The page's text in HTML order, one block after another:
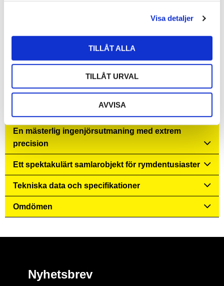
Visa detaljer
TILLÅT ALLA
TILLÅT URVAL
AVVISA
En mästerlig ingenjörsutmaning med extrem
precision
Ett spektakulärt samlarobjekt för rymdentusiaster
Tekniska data och specifikationer
Omdömen
Nyhetsbrev